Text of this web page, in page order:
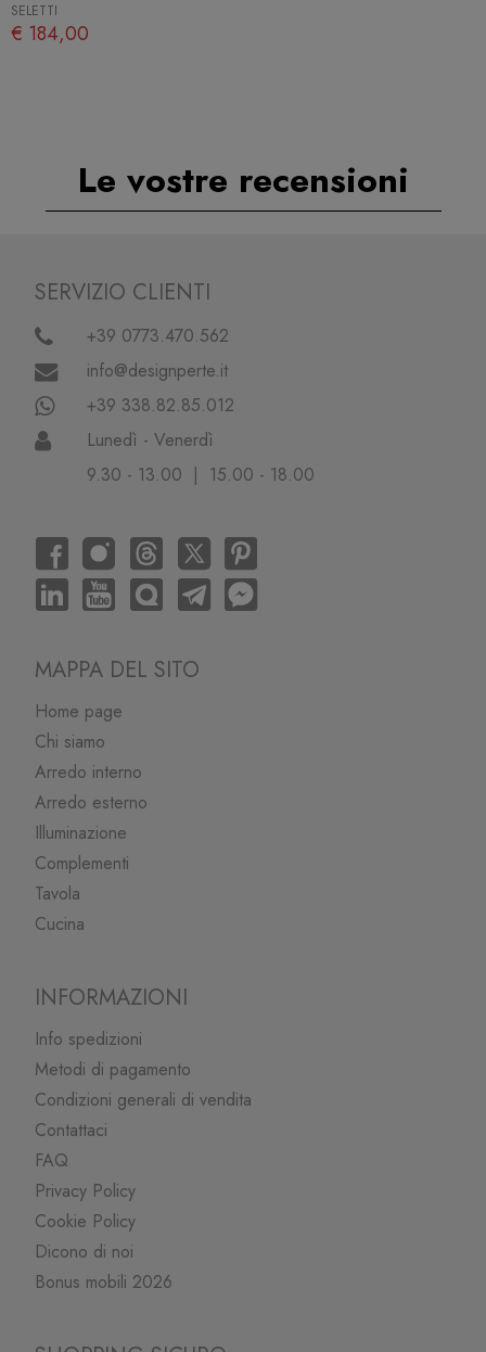
SELETTI
€ 184,00
Le vostre recensioni
SERVIZIO CLIENTI
+39 0773.470.562
info@designperte.it
+39 338.82.85.012
Lunedì - Venerdì
9.30 - 13.00 | 15.00 - 18.00
MAPPA DEL SITO
Home page
Chi siamo
Arredo interno
Arredo esterno
Illuminazione
Complementi
Tavola
Cucina
INFORMAZIONI
Info spedizioni
Metodi di pagamento
Condizioni generali di vendita
Contattaci
FAQ
Privacy Policy
Cookie Policy
Dicono di noi
Bonus mobili 2026